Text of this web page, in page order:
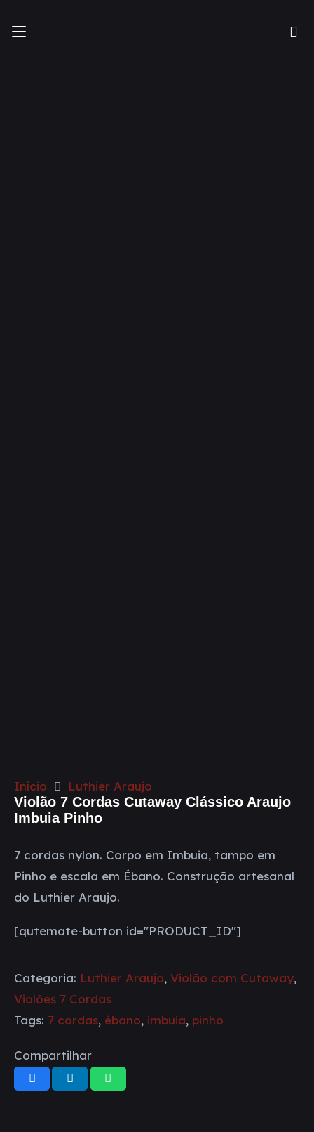
Início Luthier Araujo
Violão 7 Cordas Cutaway Clássico Araujo
Imbuia Pinho
7 cordas nylon. Corpo em Imbuia, tampo em
Pinho e escala em Ébano. Construção artesanal
do Luthier Araujo.
[qutemate-button id="PRODUCT_ID"]
Categoria: Luthier Araujo, Violão com Cutaway,
Violões 7 Cordas
Tags: 7 cordas, ébano, imbuia, pinho
Compartilhar